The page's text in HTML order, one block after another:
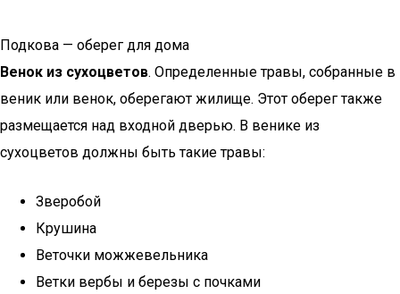
Подкова — оберег для дома
Венок из сухоцветов. Определенные травы, собранные в
веник или венок, оберегают жилище. Этот оберег также
размещается над входной дверью. В венике из
сухоцветов должны быть такие травы:
Зверобой
Крушина
Веточки можжевельника
Ветки вербы и березы с почками